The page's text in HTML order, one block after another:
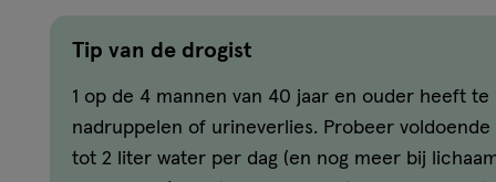
absorption zone sluit urineverlies effectief in en biedt
urineverlies, geurtjes en vocht. Of u nu op uw best wilt
sportschool of onderweg, TENA MEN zorgt ervoor dat u
Tip van de drogist
1 op de 4 mannen van 40 jaar en ouder heeft te
nadruppelen of urineverlies. Probeer voldoende
tot 2 liter water per dag (en nog meer bij